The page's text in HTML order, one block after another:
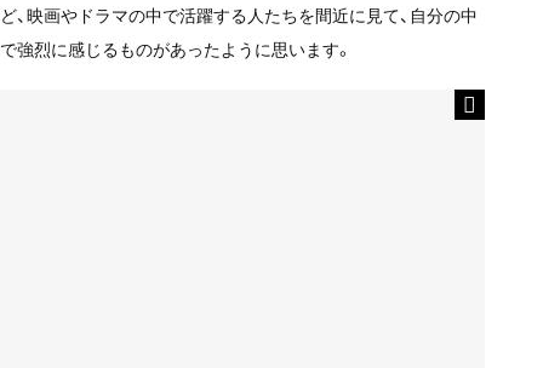
ど、映画やドラマの中で活躍する人たちを間近に見て、自分の中
で強烈に感じるものがあったように思います。